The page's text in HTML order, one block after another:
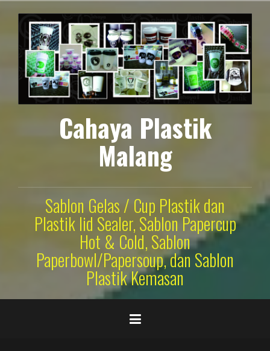
konten
Cahaya Plastik
Malang
Sablon Gelas / Cup Plastik dan
Plastik lid Sealer, Sablon Papercup
Hot & Cold, Sablon
Paperbowl/Papersoup, dan Sablon
Plastik Kemasan